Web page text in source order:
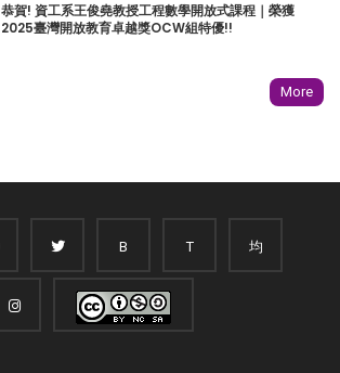
恭賀! 資工系王俊堯教授工程數學開放式課程｜榮獲
2025臺灣開放教育卓越獎OCW組特優!!
More
B T 均